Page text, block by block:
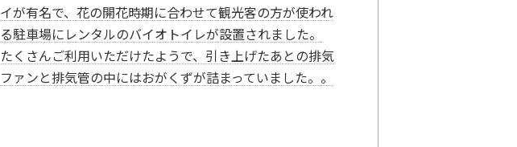
イが有名で、花の開花時期に合わせて観光客の方が使われ
る駐車場にレンタルのバイオトイレが設置されました。
たくさんご利用いただけたようで、引き上げたあとの排気
ファンと排気管の中にはおがくずが詰まっていました。。